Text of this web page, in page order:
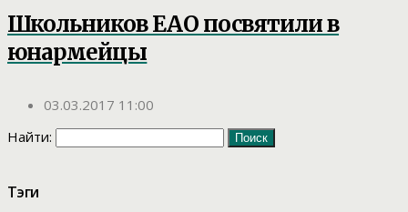
Школьников ЕАО посвятили в
юнармейцы
03.03.2017 11:00
Найти:
Тэги